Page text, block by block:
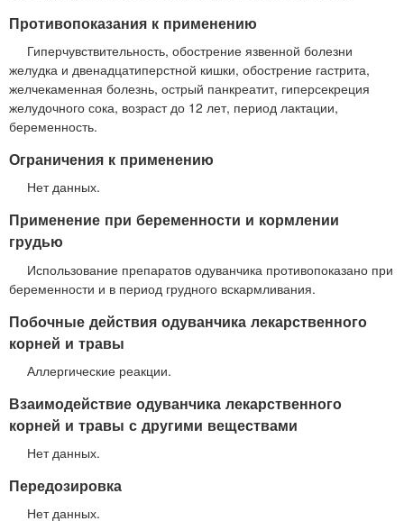
Противопоказания к применению
Гиперчувствительность, обострение язвенной болезни
желудка и двенадцатиперстной кишки, обострение гастрита,
желчекаменная болезнь, острый панкреатит, гиперсекреция
желудочного сока, возраст до 12 лет, период лактации,
беременность.
Ограничения к применению
Нет данных.
Применение при беременности и кормлении
грудью
Использование препаратов одуванчика противопоказано при
беременности и в период грудного вскармливания.
Побочные действия одуванчика лекарственного
корней и травы
Аллергические реакции.
Взаимодействие одуванчика лекарственного
корней и травы с другими веществами
Нет данных.
Передозировка
Нет данных.